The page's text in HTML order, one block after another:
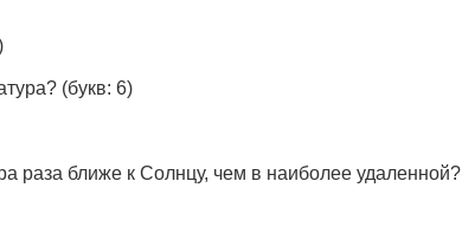
(букв: 6)
раза ближе к Солнцу, чем в наиболее удаленной?